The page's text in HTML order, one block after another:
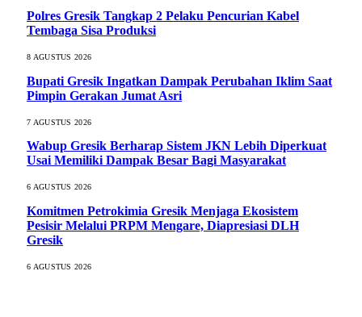
Polres Gresik Tangkap 2 Pelaku Pencurian Kabel
Tembaga Sisa Produksi
8 AGUSTUS 2026
Bupati Gresik Ingatkan Dampak Perubahan Iklim Saat
Pimpin Gerakan Jumat Asri
7 AGUSTUS 2026
Wabup Gresik Berharap Sistem JKN Lebih Diperkuat
Usai Memiliki Dampak Besar Bagi Masyarakat
6 AGUSTUS 2026
Komitmen Petrokimia Gresik Menjaga Ekosistem
Pesisir Melalui PRPM Mengare, Diapresiasi DLH
Gresik
6 AGUSTUS 2026